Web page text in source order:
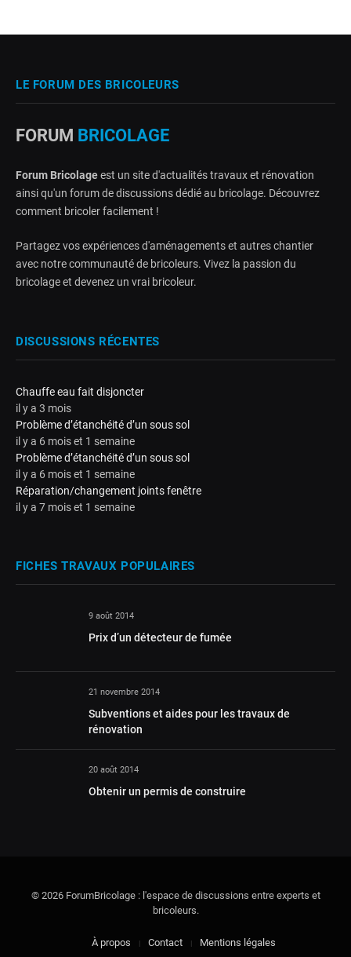
LE FORUM DES BRICOLEURS
FORUM BRICOLAGE
Forum Bricolageest un site d'actualités travaux et rénovation
ainsi qu'un forum de discussions dédié au bricolage. Découvrez
comment bricoler facilement !
Partagez vos expériences d'aménagements et autres chantier
avec notre communauté de bricoleurs. Vivez la passion du
bricolage et devenez un vrai bricoleur.
DISCUSSIONS RÉCENTES
Chauffe eau fait disjoncter
il y a 3 mois
Problème d’étanchéité d’un sous sol
il y a 6 mois et 1 semaine
Problème d’étanchéité d’un sous sol
il y a 6 mois et 1 semaine
Réparation/changement joints fenêtre
il y a 7 mois et 1 semaine
FICHES TRAVAUX POPULAIRES
9 août 2014
Prix d’un détecteur de fumée
21 novembre 2014
Subventions et aides pour les travaux de
rénovation
20 août 2014
Obtenir un permis de construire
© 2026 ForumBricolage : l'espace de discussions entre experts et
bricoleurs.
À propos Contact Mentions légales